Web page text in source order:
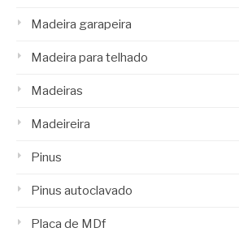
Madeira garapeira
Madeira para telhado
Madeiras
Madeireira
Pinus
Pinus autoclavado
Placa de MDf